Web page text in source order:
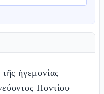
ἡγεμονίας
Ποντίου